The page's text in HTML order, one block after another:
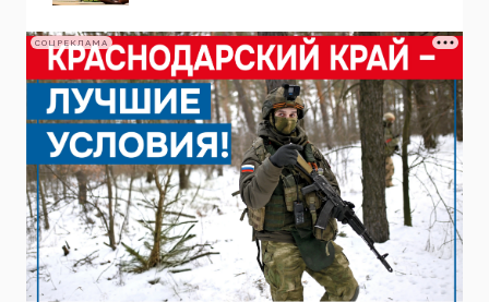
СОЦРЕКЛАМА